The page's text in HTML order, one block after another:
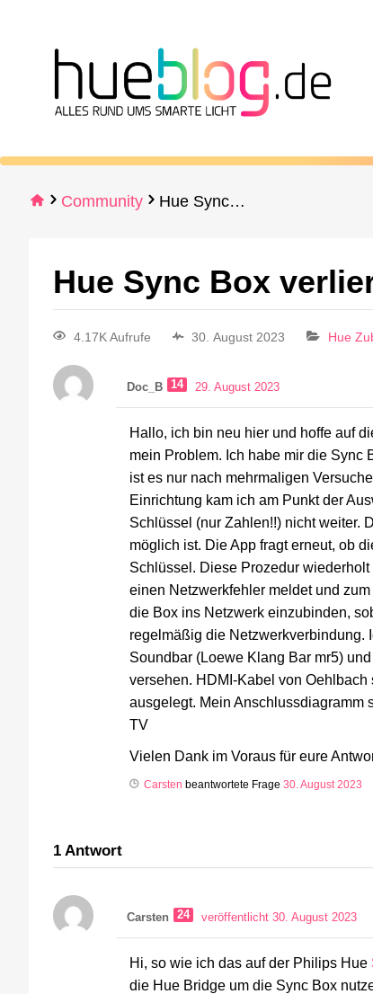
Community Hue Sync Box verliert Netzwerkverbindung
Hue Sync Box
4.17K Aufrufe 30. August 2023 Hue
Doc_B 14 29. August 2023
Hallo, ich bin neu hier und hoffe auf
mein Problem. Ich habe mir die Sync
ist es nur nach mehrmaligen
Einrichtung kam ich am Punkt der
Schlüssel (nur Zahlen!!) nicht weiter.
möglich ist. Die App fragt erneut, ob
Schlüssel. Diese Prozedur
einen Netzwerkfehler meldet und
die Box ins Netzwerk einzubinden,
regelmäßig die Netzwerkverbindung.
Soundbar (Loewe Klang Bar mr5)
versehen. HDMI-Kabel von
ausgelegt. Mein Anschlussdiagramm
TV
Vielen Dank im Voraus für eure
Carsten beantwortete Frage 30. August 2023
1 Antwort
Carsten 24 veröffentlicht 30. August 2023
Hi, so wie ich das auf der Philips Hue
die Hue Bridge um die Sync Box